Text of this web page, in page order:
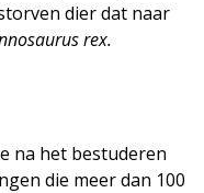
dier dat naar
rex.
na het bestuderen
die meer dan 100